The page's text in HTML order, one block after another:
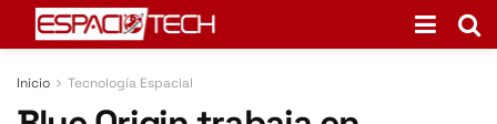
Inicio Tecnología Espacial